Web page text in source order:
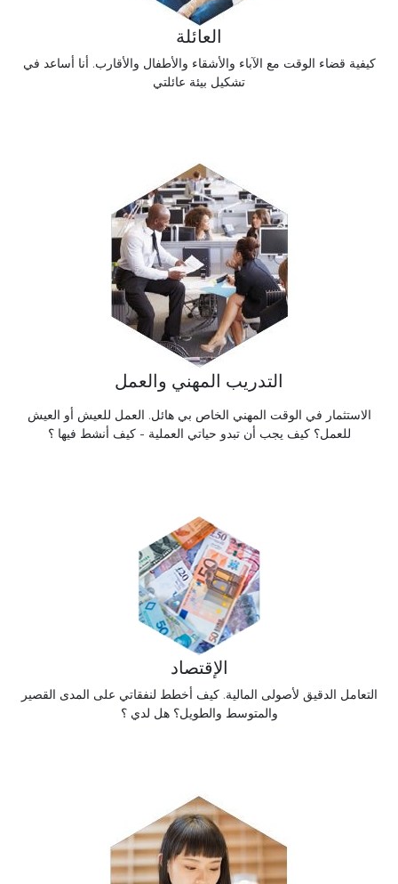
العائلة
كيفية قضاء الوقت مع الآباء والأشقاء والأطفال والأقارب. أنا أساعد في
تشكيل بيئة عائلتي
التدريب المهني والعمل
الاستثمار في الوقت المهني الخاص بي هائل. العمل للعيش أو العيش
للعمل؟ كيف يجب أن تبدو حياتي العملية - كيف أنشط فيها ؟
الإقتصاد
التعامل الدقيق لأصولى المالية. كيف أخطط لنفقاتي على المدى القصير
والمتوسط ​​والطويل؟ هل لدي ؟